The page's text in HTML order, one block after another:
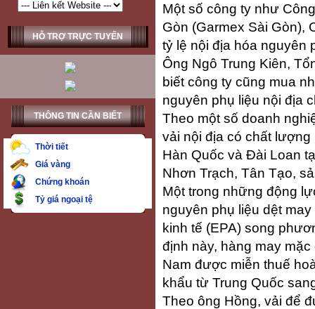
HỖ TRỢ TRỰC TUYẾN
THÔNG TIN CẦN BIẾT
Thời tiết
Giá vàng
Chứng khoán
Tỷ giá ngoại tệ
Một số công ty như
Gòn (Garmex Sài Gòn),
tỷ lệ nội địa hóa nguyên
Ông Ngô Trung Kiên,
biết công ty cũng mua
nguyên phụ liệu nội địa
Theo một số doanh
vải nội địa có chất
Hàn Quốc và Đài Loan
Nhơn Trạch, Tân Tạo,
Một trong những động
nguyên phụ liệu dệt
kinh tế (EPA) song
định này, hàng may
Nam được miễn thuế
khẩu từ Trung Quốc
Theo ông Hồng, vải để